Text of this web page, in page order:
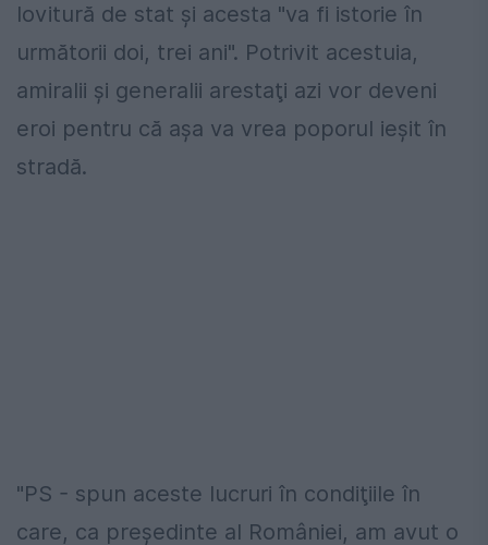
lovitură de stat şi acesta "va fi istorie în
următorii doi, trei ani". Potrivit acestuia,
amiralii şi generalii arestaţi azi vor deveni
eroi pentru că aşa va vrea poporul ieşit în
stradă.
"PS - spun aceste lucruri în condiţiile în
care, ca preşedinte al României, am avut o